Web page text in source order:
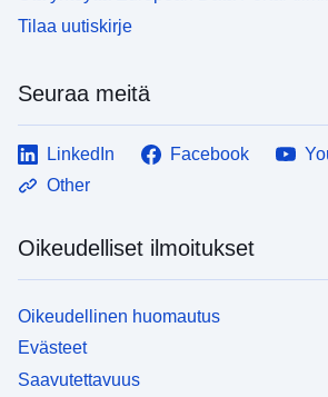
Tilaa uutiskirje
Seuraa meitä
LinkedIn Facebook
Other
Oikeudelliset ilmoitukset
Oikeudellinen huomautus
Evästeet
Saavutettavuus